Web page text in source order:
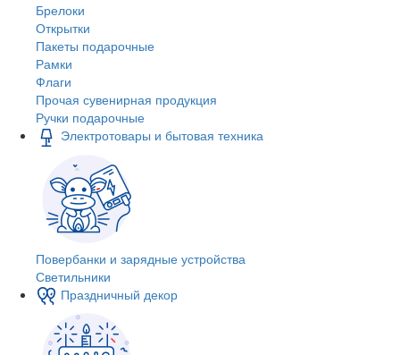
Брелоки
Открытки
Пакеты подарочные
Рамки
Флаги
Прочая сувенирная продукция
Ручки подарочные
Электротовары и бытовая техника
Повербанки и зарядные устройства
Светильники
Праздничный декор